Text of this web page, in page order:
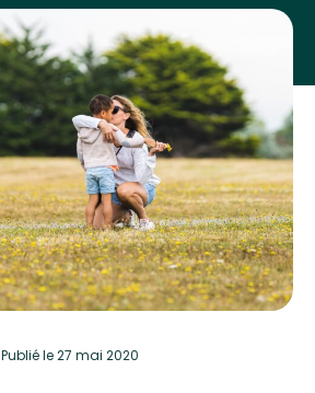
Publiéle 27 mai 2020